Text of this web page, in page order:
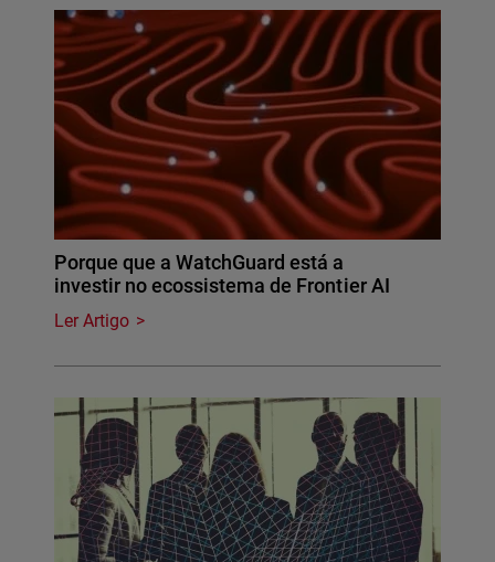
Porque que a WatchGuard está a
investir no ecossistema de Frontier AI
Ler Artigo